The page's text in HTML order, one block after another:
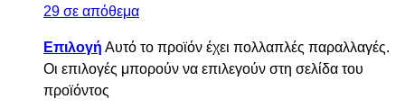
29 σε απόθεμα
Επιλογή Αυτό το προϊόν έχει πολλαπλές παραλλαγές.
Οι επιλογές μπορούν να επιλεγούν στη σελίδα του
προϊόντος